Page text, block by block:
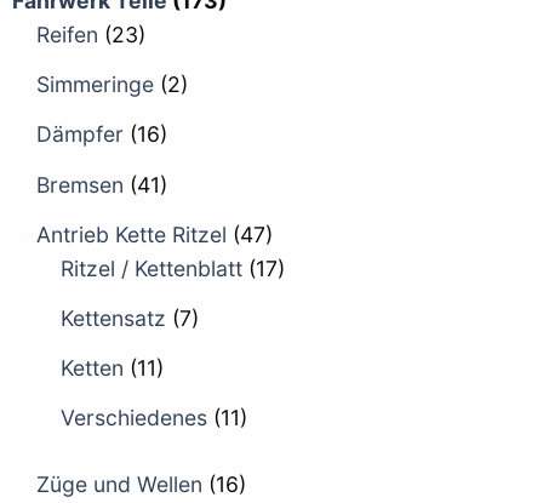
Reifen (23)
Simmeringe (2)
Dämpfer (16)
Bremsen (41)
Antrieb Kette Ritzel (47)
Ritzel / Kettenblatt (17)
Kettensatz (7)
Ketten (11)
Verschiedenes (11)
Züge und Wellen (16)